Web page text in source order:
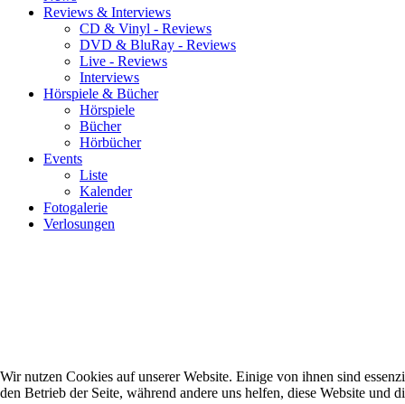
Reviews & Interviews
CD & Vinyl - Reviews
DVD & BluRay - Reviews
Live - Reviews
Interviews
Hörspiele & Bücher
Hörspiele
Bücher
Hörbücher
Events
Liste
Kalender
Fotogalerie
Verlosungen
Wir nutzen Cookies auf unserer Website. Einige von ihnen sind
den Betrieb der Seite, während andere uns helfen, diese Website und